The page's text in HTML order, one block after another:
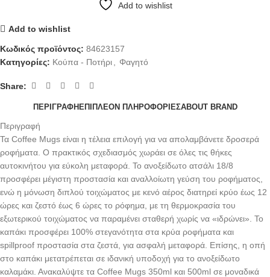
Add to wishlist
Add to wishlist
Κωδικός προϊόντος: 84623157
Κατηγορίες: Κούπα - Ποτήρι Φαγητό
Share:
ΠΕΡΙΓΡΑΦΉΕΠΙΠΛΈΟΝ ΠΛΗΡΟΦΟΡΊΕΣABOUT BRAND
Περιγραφή
Τα Coffee Mugs είναι η τέλεια επιλογή για να απολαμβάνετε δροσερά
ροφήματα. Ο πρακτικός σχεδιασμός χωράει σε όλες τις θήκες
αυτοκινήτου για εύκολη μεταφορά. Το ανοξείδωτο ατσάλι 18/8
προσφέρει μέγιστη προστασία και αναλλοίωτη γεύση του ροφήματος,
ενώ η μόνωση διπλού τοιχώματος με κενό αέρος διατηρεί κρύο έως 12
ώρες και ζεστό έως 6 ώρες το ρόφημα, με τη θερμοκρασία του
εξωτερικού τοιχώματος να παραμένει σταθερή χωρίς να «ιδρώνει». Το
καπάκι προσφέρει 100% στεγανότητα στα κρύα ροφήματα και
spillproof προστασία στα ζεστά, για ασφαλή μεταφορά. Επίσης, η οπή
στο καπάκι μετατρέπεται σε ιδανική υποδοχή για το ανοξείδωτο
καλαμάκι. Ανακαλύψτε τα Coffee Mugs 350ml και 500ml σε μοναδικά